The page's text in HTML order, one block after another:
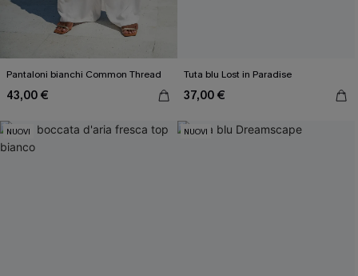
Pantaloni bianchi Common Thread
43,00 €
Tuta blu Lost in Paradise
37,00 €
NUOVI NUOVI